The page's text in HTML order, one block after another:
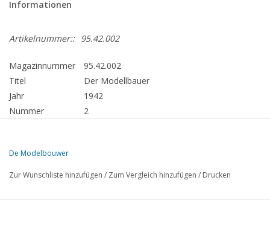
Informationen
Artikelnummer:: 95.42.002
Magazinnummer
95.42.002
Titel
Der Modellbauer
Jahr
1942
Nummer
2
De Modelbouwer
Zur Wunschliste hinzufügen / Zum Vergleich hinzufügen / Drucken